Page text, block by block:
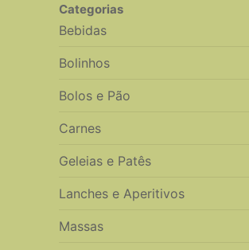
Categorias
Bebidas
Bolinhos
Bolos e Pão
Carnes
Geleias e Patês
Lanches e Aperitivos
Massas